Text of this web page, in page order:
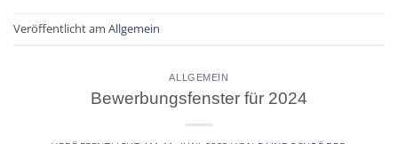
Veröffentlicht am Allgemein
ALLGEMEIN
Bewerbungsfenster für 2024